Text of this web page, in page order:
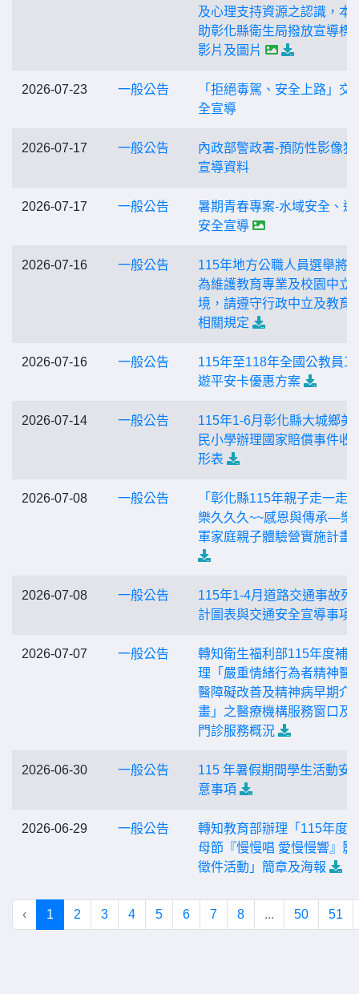
及心理支持資源之認識，本
助彰化縣衛生局撥放宣導標
影片及圖片
2026-07-23 一般公告
「拒絕毒駕、安全上路」交
全宣導
2026-07-17 一般公告
內政部警政署-預防性影像犯
宣導資料
2026-07-17 一般公告
暑期青春專案-水域安全、運
安全宣導
2026-07-16 一般公告
115年地方公職人員選舉將
為維護教育專業及校園中立
境，請遵守行政中立及教育
相關規定
2026-07-16 一般公告
115年至118年全國公教員工
遊平安卡優惠方案
2026-07-14 一般公告
115年1-6月彰化縣大城鄉美
民小學辦理國家賠償事件收
形表
2026-07-08 一般公告
「彰化縣115年親子走一走
樂久久久~~感恩與傳承—樂
軍家庭親子體驗營實施計畫
2026-07-08 一般公告
115年1-4月道路交通事故死
計圖表與交通安全宣導事項
2026-07-07 一般公告
轉知衛生福利部115年度補
理「嚴重情緒行為者精神醫
醫障礙改善及精神病早期介
畫」之醫療機構服務窗口及
門診服務概況
2026-06-30 一般公告
115 年暑假期間學生活動安
意事項
2026-06-29 一般公告
轉知教育部辦理「115年度
母節『慢慢唱 愛慢慢響』影
徵件活動」簡章及海報
‹ 1 2 3 4 5 6 7 8 ... 50 51